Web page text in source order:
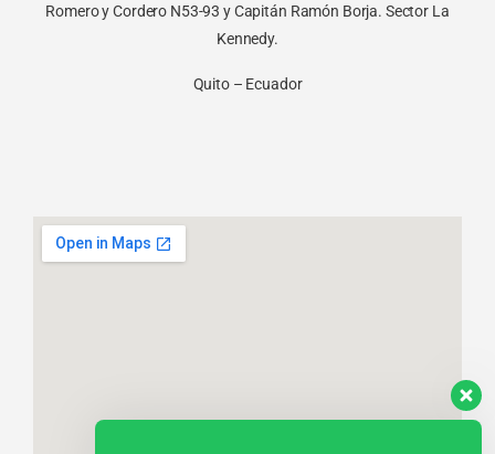
Romero y Cordero N53-93 y Capitán Ramón Borja. Sector La
Kennedy.
Quito – Ecuador